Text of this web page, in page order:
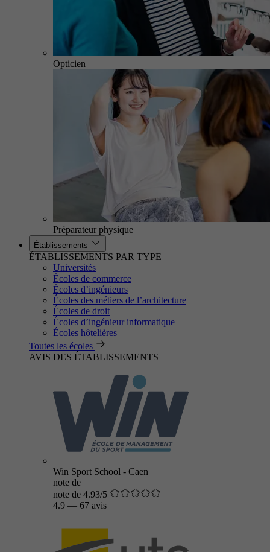
Opticien
Préparateur physique
Établissements
ÉTABLISSEMENTS PAR TYPE
Universités
Écoles de commerce
Écoles d’ingénieurs
Écoles des métiers de l’architecture
Écoles de droit
Écoles d’ingénieur informatique
Écoles hôtelières
Toutes les écoles
AVIS DES ÉTABLISSEMENTS
Win Sport School - Caen
note de
note de 4.93/5
4.9 — 67 avis